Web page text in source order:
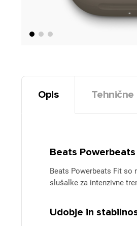
Opis
Beats
Beats Powerbeats Fit so
slušalke za intenzivne
Udobje in